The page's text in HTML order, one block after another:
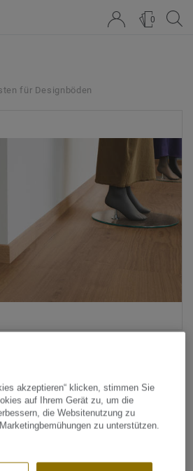
0
für Designböden
Alle Designs anzeigen (200)
akzeptieren“ klicken, stimmen Sie
auf Ihrem Gerät zu, um die
die Websitenutzung zu
zu unterstützen.